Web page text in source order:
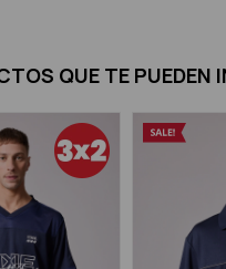
QUE TE PUEDEN